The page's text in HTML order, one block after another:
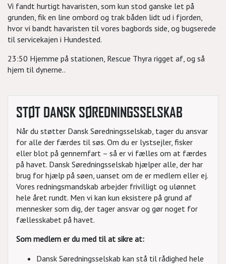
Vi fandt hurtigt havaristen, som kun stod ganske let på
grunden, fik en line ombord og trak båden lidt ud i fjorden,
hvor vi bandt havaristen til vores bagbords side, og bugserede
til servicekajen i Hundested.
23:50 Hjemme på stationen, Rescue Thyra rigget af, og så
hjem til dynerne..
STØT DANSK SØREDNINGSSELSKAB
Når du støtter Dansk Søredningsselskab, tager du ansvar
for alle der færdes til søs. Om du er lystsejler, fisker
eller blot på gennemfart – så er vi fælles om at færdes
på havet. Dansk Søredningsselskab hjælper alle, der har
brug for hjælp på søen, uanset om de er medlem eller ej.
Vores redningsmandskab arbejder frivilligt og ulønnet
hele året rundt. Men vi kan kun eksistere på grund af
mennesker som dig, der tager ansvar og gør noget for
fællesskabet på havet.
Som medlem er du med til at sikre at:
Dansk Søredningsselskab kan stå til rådighed hele